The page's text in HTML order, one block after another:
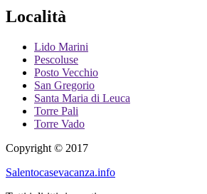
Località
Lido Marini
Pescoluse
Posto Vecchio
San Gregorio
Santa Maria di Leuca
Torre Pali
Torre Vado
Copyright © 2017
Salentocasevacanza.info